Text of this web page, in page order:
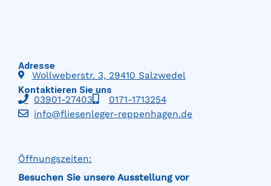
Adresse
Wollweberstr. 3, 29410 Salzwedel
Kontaktieren Sie uns
03901-27403
0171-1713254
info@fliesenleger-reppenhagen.de
Öffnungszeiten:
Besuchen Sie unsere Ausstellung vor